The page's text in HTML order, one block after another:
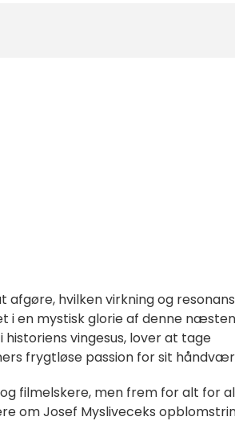
hvilken virkning og
i en mystisk glorie af denne næsten
vingesus, lover at tage
frygtløse passion for sit
filmelskere, men frem for alt for
om Josef Mysliveceks